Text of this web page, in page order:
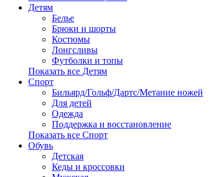
Детям
Белье
Брюки и шорты
Костюмы
Лонгсливы
Футболки и топы
Показать все Детям
Спорт
Бильярд/Гольф/Дартс/Метание ножей
Для детей
Одежда
Поддержка и восстановление
Показать все Спорт
Обувь
Детская
Кеды и кроссовки